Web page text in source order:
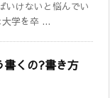
いけないと悩んでい
学を卒 ...
書くの?書き方